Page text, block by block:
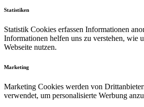
Statistiken
Statistik Cookies erfassen Informationen
Informationen helfen uns zu verstehen, wie
Webseite nutzen.
Marketing
Marketing Cookies werden von
verwendet, um personalisierte Werbung